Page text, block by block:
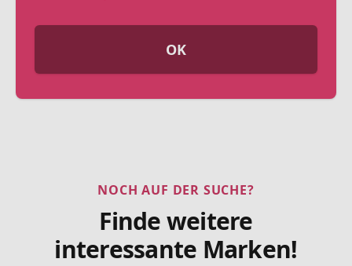
OK
NOCH AUF DER SUCHE?
Finde weitere
interessante Marken!